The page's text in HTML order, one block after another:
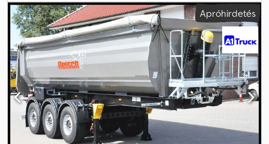
szám: 0253 Felfüggesztés: • 1. tengely: légrugós • 2. tengely:
légrugós • 3. tengely: légrugós Fékek: • 1. tengely: dobfék • 2.
tengely: dobfék rugóerőtárolóval • 3. tengely: dobfék
rugóerőtárolóval Emelhető tengely: • 1. tengely: igen • 2. tengely:
nem • 3. tengely: nem Gumiabroncsok: • 1. tengely: szimpla kerék •
2. tengely: szimpla kerék • 3. tengely: szimpla kerék • Gumiabroncs
méret: 385/65/22,5 Dcodpey U Aacjfx Aguok • Mintázat mélység %:
60 % • Felni típusa: alu További felszereltség: • Saját tömeg: 5800
kg • Hasznos teher: 29200 kg • Raktérfelület: 22,5 m² •
Rakodótérfogat: 45 m³ • LED világítás • ABS • EBS • Tengelyek
száma: 3 • Tengelygyártó: SAF Raktér belső méretei kb.: • Hossz: 9
194 mm • Szélesség: 2 447 mm • Magasság: 2 000 mm • Anyag:
Apróhirdetés